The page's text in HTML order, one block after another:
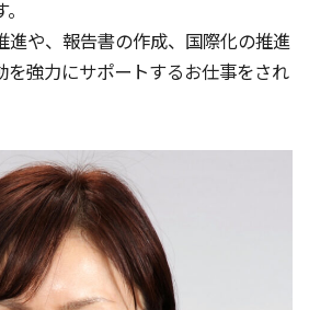
進や、報告書の作成、国際化の推進
を強力にサポートするお仕事をされ